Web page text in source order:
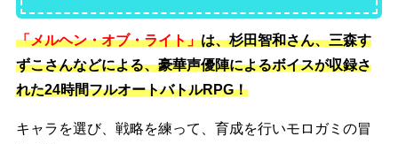
「メルヘン・オブ・ライト」は、杉田智和さん、三森す
ずこさんなどによる、豪華声優陣によるボイスが収録さ
れた24時間フルオートバトルRPG！
キャラを選び、 戦略を練って
、育成を行いモロガミの冒